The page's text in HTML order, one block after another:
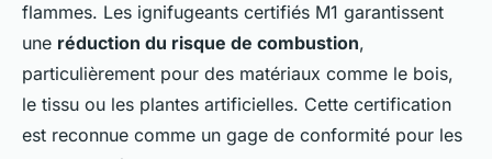
flammes. Les ignifugeants certifiés M1 garantissent
une réduction du risque de combustion,
particulièrement pour des matériaux comme le bois,
le tissu ou les plantes artificielles. Cette certification
est reconnue comme un gage de conformité pour les